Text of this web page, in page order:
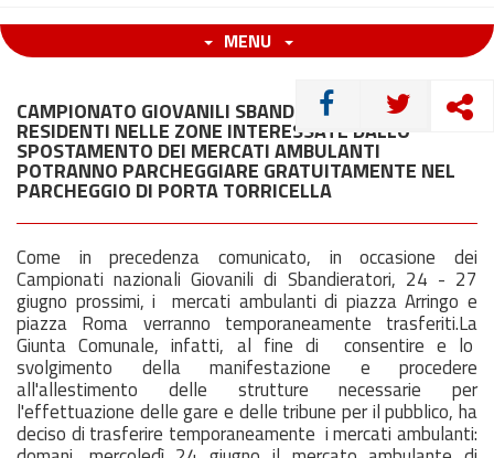
MENU
CONDIVIDI
CAMPIONATO GIOVANILI SBANDIERATORI. I
RESIDENTI NELLE ZONE INTERESSATE DALLO
SPOSTAMENTO DEI MERCATI AMBULANTI
POTRANNO PARCHEGGIARE GRATUITAMENTE NEL
PARCHEGGIO DI PORTA TORRICELLA
Come in precedenza comunicato, in occasione dei
Campionati nazionali Giovanili di Sbandieratori, 24 - 27
giugno prossimi, i mercati ambulanti di piazza Arringo e
piazza Roma verranno temporaneamente trasferiti.La
Giunta Comunale, infatti, al fine di consentire e lo
svolgimento della manifestazione e procedere
all'allestimento delle strutture necessarie per
l'effettuazione delle gare e delle tribune per il pubblico, ha
deciso di trasferire temporaneamente i mercati ambulanti: